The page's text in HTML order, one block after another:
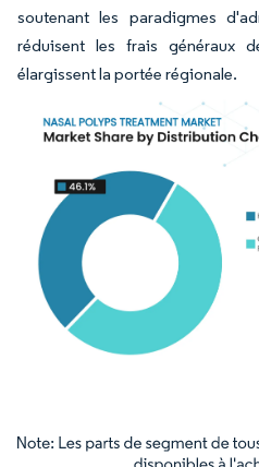
soutenant les paradigmes
réduisent les frais généraux
élargissent la portée régionale.
Image © Mordor Intelligence. La